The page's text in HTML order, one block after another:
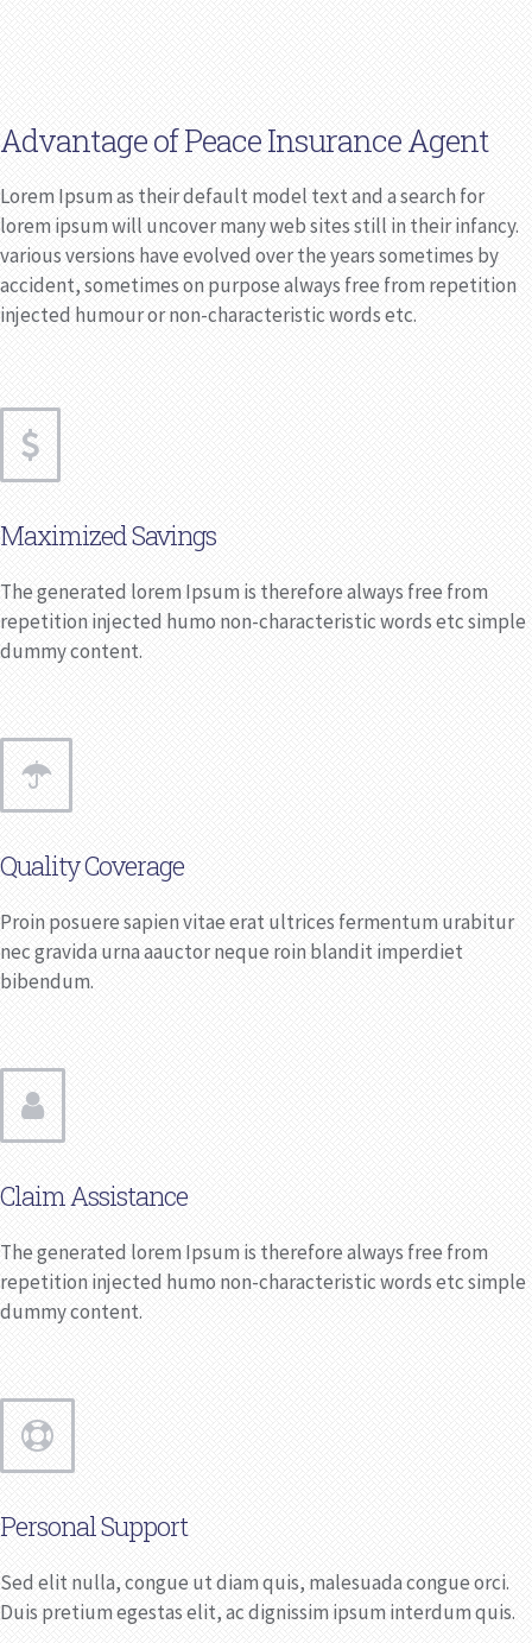
Advantage of Peace Insurance Agent
Lorem Ipsum as their default model text and a search for
lorem ipsum will uncover many web sites still in their infancy.
various versions have evolved over the years sometimes by
accident, sometimes on purpose always free from repetition
injected humour or non-characteristic words etc.
Maximized Savings
The generated lorem Ipsum is therefore always free from
repetition injected humo non-characteristic words etc simple
dummy content.
Quality Coverage
Proin posuere sapien vitae erat ultrices fermentum urabitur
nec gravida urna aauctor neque roin blandit imperdiet
bibendum.
Claim Assistance
The generated lorem Ipsum is therefore always free from
repetition injected humo non-characteristic words etc simple
dummy content.
Personal Support
Sed elit nulla, congue ut diam quis, malesuada congue orci.
Duis pretium egestas elit, ac dignissim ipsum interdum quis.